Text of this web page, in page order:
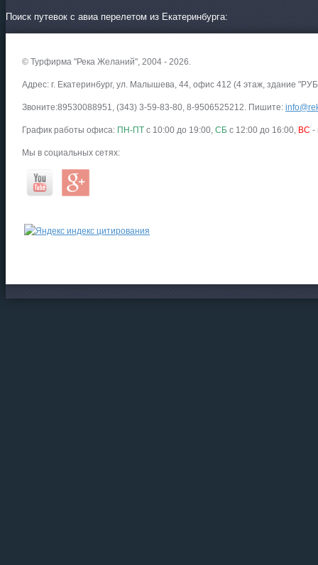
Поиск путевок с авиа перелетом из Екатеринбурга:
© Турфирма "Река Желаний", 2004 - 2026.
Адрес: г. Екатеринбург, ул. Малышева, 44, офис 412 (4 этаж, здание
Звоните:89530088951, (343) 3-59-83-80, 8-9506525212. Пишите:
График работы офиса: ПН-ПТ с 10:00 до 19:00, СБ с 12:00 до 16:00, ВС -
Мы в социальных сетях: